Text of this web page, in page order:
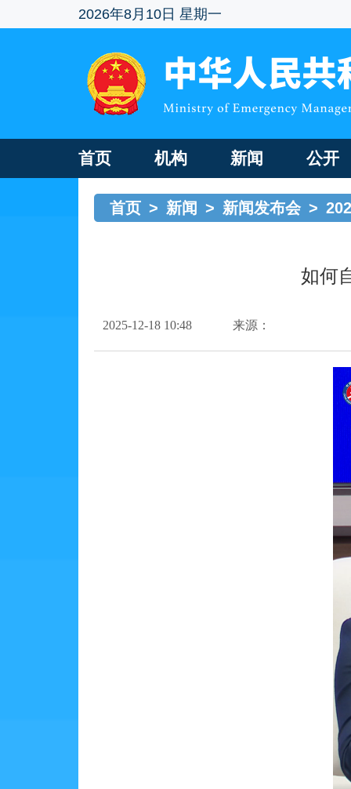
2026年8月10日 星期一
首页 机构 新闻 公开
首页 > 新闻 > 新闻发布会 >
如何
2025-12-18 10:48 来源：